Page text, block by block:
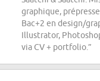
graphique,
Bac+2 en design/
Illustrator,
via CV + portfolio.”